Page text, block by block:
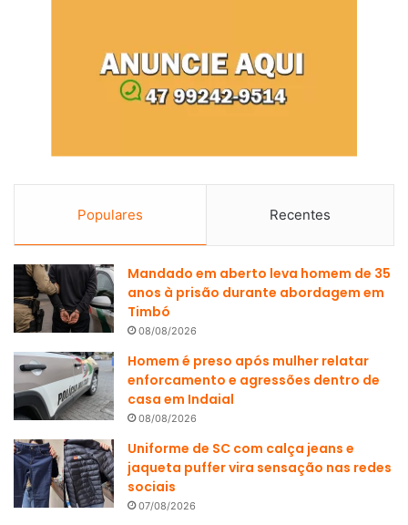
Populares Recentes
Mandado em aberto leva homem de 35
anos à prisão durante abordagem em
Timbó
08/08/2026
Homem é preso após mulher relatar
enforcamento e agressões dentro de
casa em Indaial
08/08/2026
Uniforme de SC com calça jeans e
jaqueta puffer vira sensação nas redes
sociais
07/08/2026